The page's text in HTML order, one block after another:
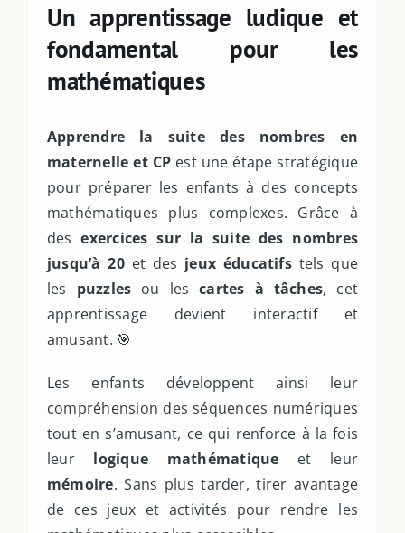
Un apprentissage ludique et
fondamental pour les
mathématiques
Apprendre la suite des nombres en
maternelle et CP est une étape stratégique
pour préparer les enfants à des concepts
mathématiques plus complexes. Grâce à
desexercices sur la suite des nombres
jusqu’à 20et des jeux éducatifstels que
les puzzles ou lescartes à tâches, cet
apprentissage devient interactif et
amusant. 🎯
Les enfants développent ainsi leur
compréhension des séquences numériques
tout en s’amusant, ce qui renforce à la fois
leur logique mathématique et leur
mémoire. Sans plus tarder, tirer avantage
de ces jeux et activités pour rendre les